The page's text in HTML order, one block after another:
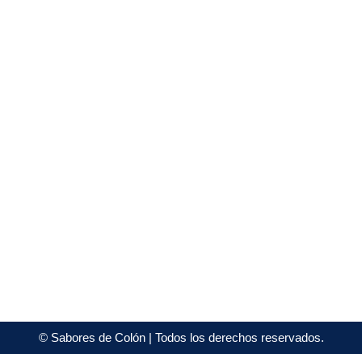
©Sabores de Colón| Todos los derechos reservados.